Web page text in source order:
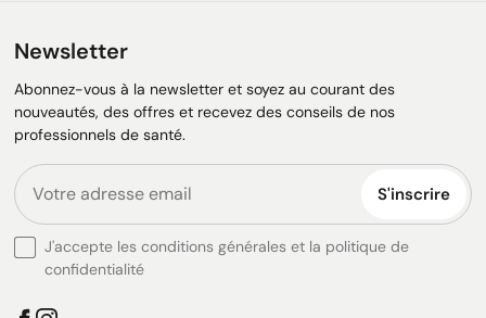
Newsletter
Abonnez-vous à la newsletter et soyez au courant des
nouveautés, des offres et recevez des conseils de nos
professionnels de santé.
S'inscrire
J'accepte les conditions générales et la politique de
confidentialité